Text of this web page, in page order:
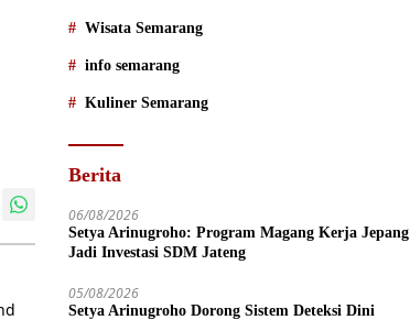
Wisata Semarang
info semarang
Kuliner Semarang
Berita
06/08/2026
Setya Arinugroho: Program Magang Kerja Jepang
Jadi Investasi SDM Jateng
05/08/2026
Setya Arinugroho Dorong Sistem Deteksi Dini